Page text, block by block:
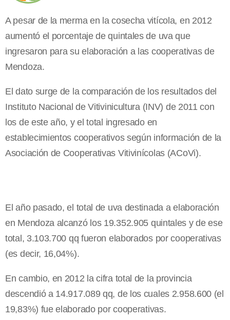
A pesar de la merma en la cosecha vitícola, en 2012
aumentó el porcentaje de quintales de uva que
ingresaron para su elaboración a las cooperativas de
Mendoza.
El dato surge de la comparación de los resultados del
Instituto Nacional de Vitivinicultura (INV) de 2011 con
los de este año, y el total ingresado en
establecimientos cooperativos según información de la
Asociación de Cooperativas Vitivinícolas (ACoVi).
El año pasado, el total de uva destinada a elaboración
en Mendoza alcanzó los 19.352.905 quintales y de ese
total, 3.103.700 qq fueron elaborados por cooperativas
(es decir, 16,04%).
En cambio, en 2012 la cifra total de la provincia
descendió a 14.917.089 qq, de los cuales 2.958.600 (el
19,83%) fue elaborado por cooperativas.